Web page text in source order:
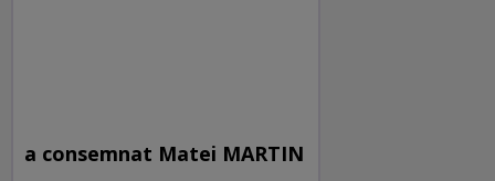
a consemnat Matei MARTIN